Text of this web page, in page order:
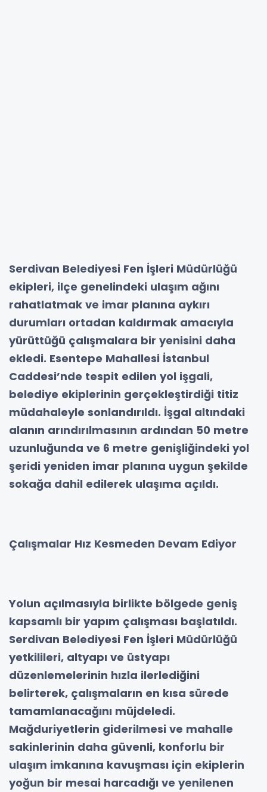
Serdivan Belediyesi Fen İşleri Müdürlüğü
ekipleri, ilçe genelindeki ulaşım ağını
rahatlatmak ve imar planına aykırı
durumları ortadan kaldırmak amacıyla
yürüttüğü çalışmalara bir yenisini daha
ekledi. Esentepe Mahallesi İstanbul
Caddesi’nde tespit edilen yol işgali,
belediye ekiplerinin gerçekleştirdiği titiz
müdahaleyle sonlandırıldı. İşgal altındaki
alanın arındırılmasının ardından 50 metre
uzunluğunda ve 6 metre genişliğindeki yol
şeridi yeniden imar planına uygun şekilde
sokağa dahil edilerek ulaşıma açıldı.
Çalışmalar Hız Kesmeden Devam Ediyor
Yolun açılmasıyla birlikte bölgede geniş
kapsamlı bir yapım çalışması başlatıldı.
Serdivan Belediyesi Fen İşleri Müdürlüğü
yetkilileri, altyapı ve üstyapı
düzenlemelerinin hızla ilerlediğini
belirterek, çalışmaların en kısa sürede
tamamlanacağını müjdeledi.
Mağduriyetlerin giderilmesi ve mahalle
sakinlerinin daha güvenli, konforlu bir
ulaşım imkanına kavuşması için ekiplerin
yoğun bir mesai harcadığı ve yenilenen